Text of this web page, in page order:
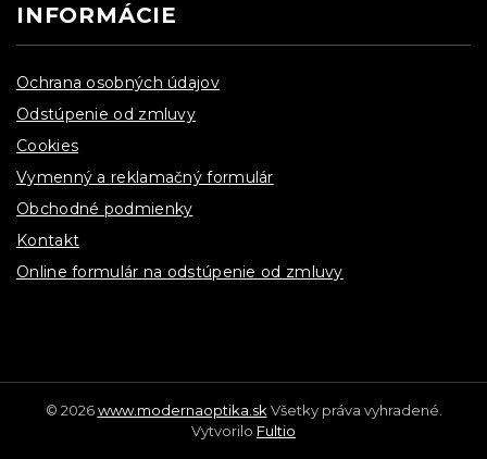
INFORMÁCIE
Ochrana osobných údajov
Odstúpenie od zmluvy
Cookies
Vymenný a reklamačný formulár
Obchodné podmienky
Kontakt
Online formulár na odstúpenie od zmluvy
© 2026www.modernaoptika.sk Všetky práva vyhradené.
Vytvorilo Fultio